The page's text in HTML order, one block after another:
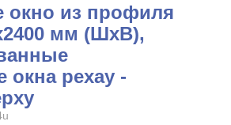
окно из профиля
мм (ШхВ),
окна рехау -